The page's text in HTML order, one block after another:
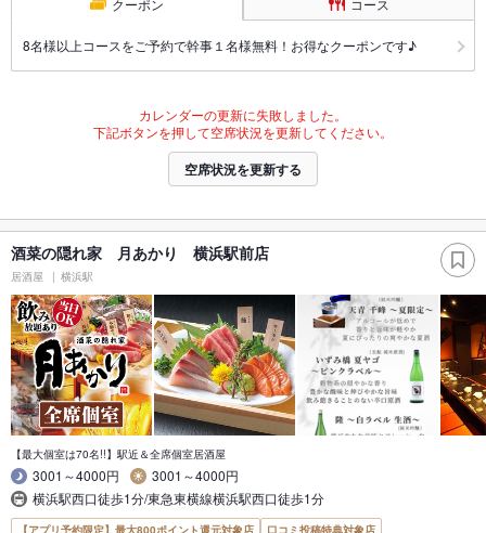
8名様以上コースをご予約で幹事１名様無料！お得なクーポンです♪
カレンダーの更新に失敗しました。
下記ボタンを押して空席状況を更新してください。
空席状況を更新する
酒菜の隠れ家 月あかり 横浜駅前店
居酒屋 横浜駅
【最大個室は70名!!】駅近＆全席個室居酒屋
3001～4000円
3001～4000円
横浜駅西口徒歩1分/東急東横線横浜駅西口徒歩1分